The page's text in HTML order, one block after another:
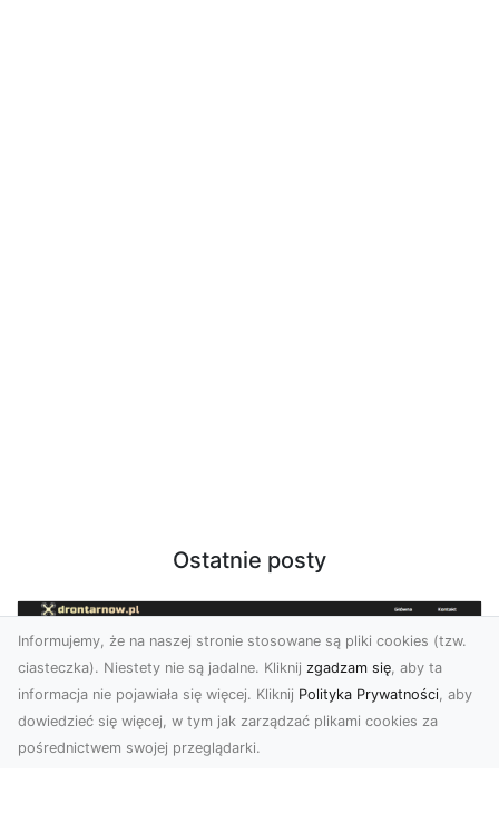
Ostatnie posty
Informujemy, że na naszej stronie stosowane są pliki cookies (tzw.
ciasteczka). Niestety nie są jadalne. Kliknij zgadzam się, aby ta
informacja nie pojawiała się więcej. Kliknij Polityka Prywatności, aby
dowiedzieć się więcej, w tym jak zarządzać plikami cookies za
pośrednictwem swojej przeglądarki.